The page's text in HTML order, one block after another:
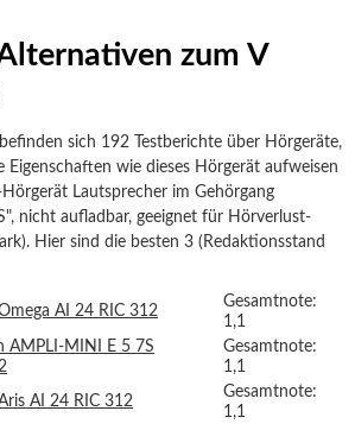
zum V
sich 192 Testberichte über Hörgeräte,
Eigenschaften wie dieses Hörgerät aufweisen
Lautsprecher im Gehörgang
nicht aufladbar, geeignet für Hörverlust-
Hier sind die besten 3 (Redaktionsstand
AI 24 RIC 312
Gesamtnote:
1,1
AMPLI-MINI E 5 7S
Gesamtnote:
1,1
AI 24 RIC 312
Gesamtnote:
1,1